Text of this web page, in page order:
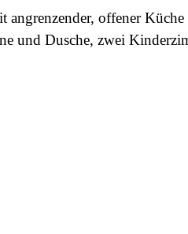
angrenzender, offener
und Dusche, zwei